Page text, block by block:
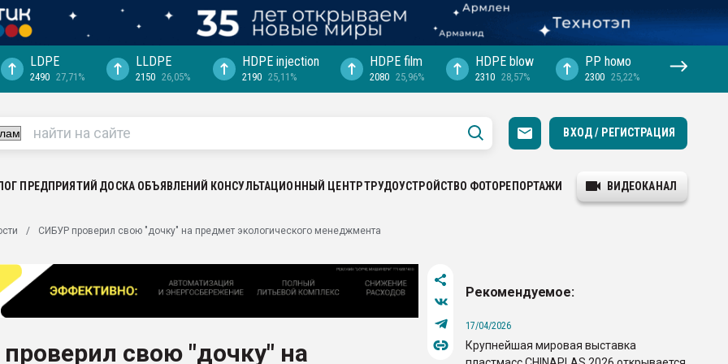
выходит на
рынке
LDPE
2490 27,71%
LLDPE
2150 26,05%
HDPE injection
2190 25,11%
HDPE film
2080 25,96%
HDPE blow
2310 28,57%
PP hомо
2300 25,22%
ВХОД / РЕГИСТРАЦИЯ
ПРЕДПРИЯТИЙ ДОСКА ОБЪЯВЛЕНИЙ КОНСУЛЬТАЦИОННЫЙ ЦЕНТРТРУДОУСТРОЙСТВО ФОТОРЕПОРТАЖИ ВИДЕОКАНАЛ
СИБУР проверил свою "дочку" на предмет экологического менеджмента
свою "дочку" на
Рекомендуемое:
17/04/2026
Крупнейшая мировая выставка